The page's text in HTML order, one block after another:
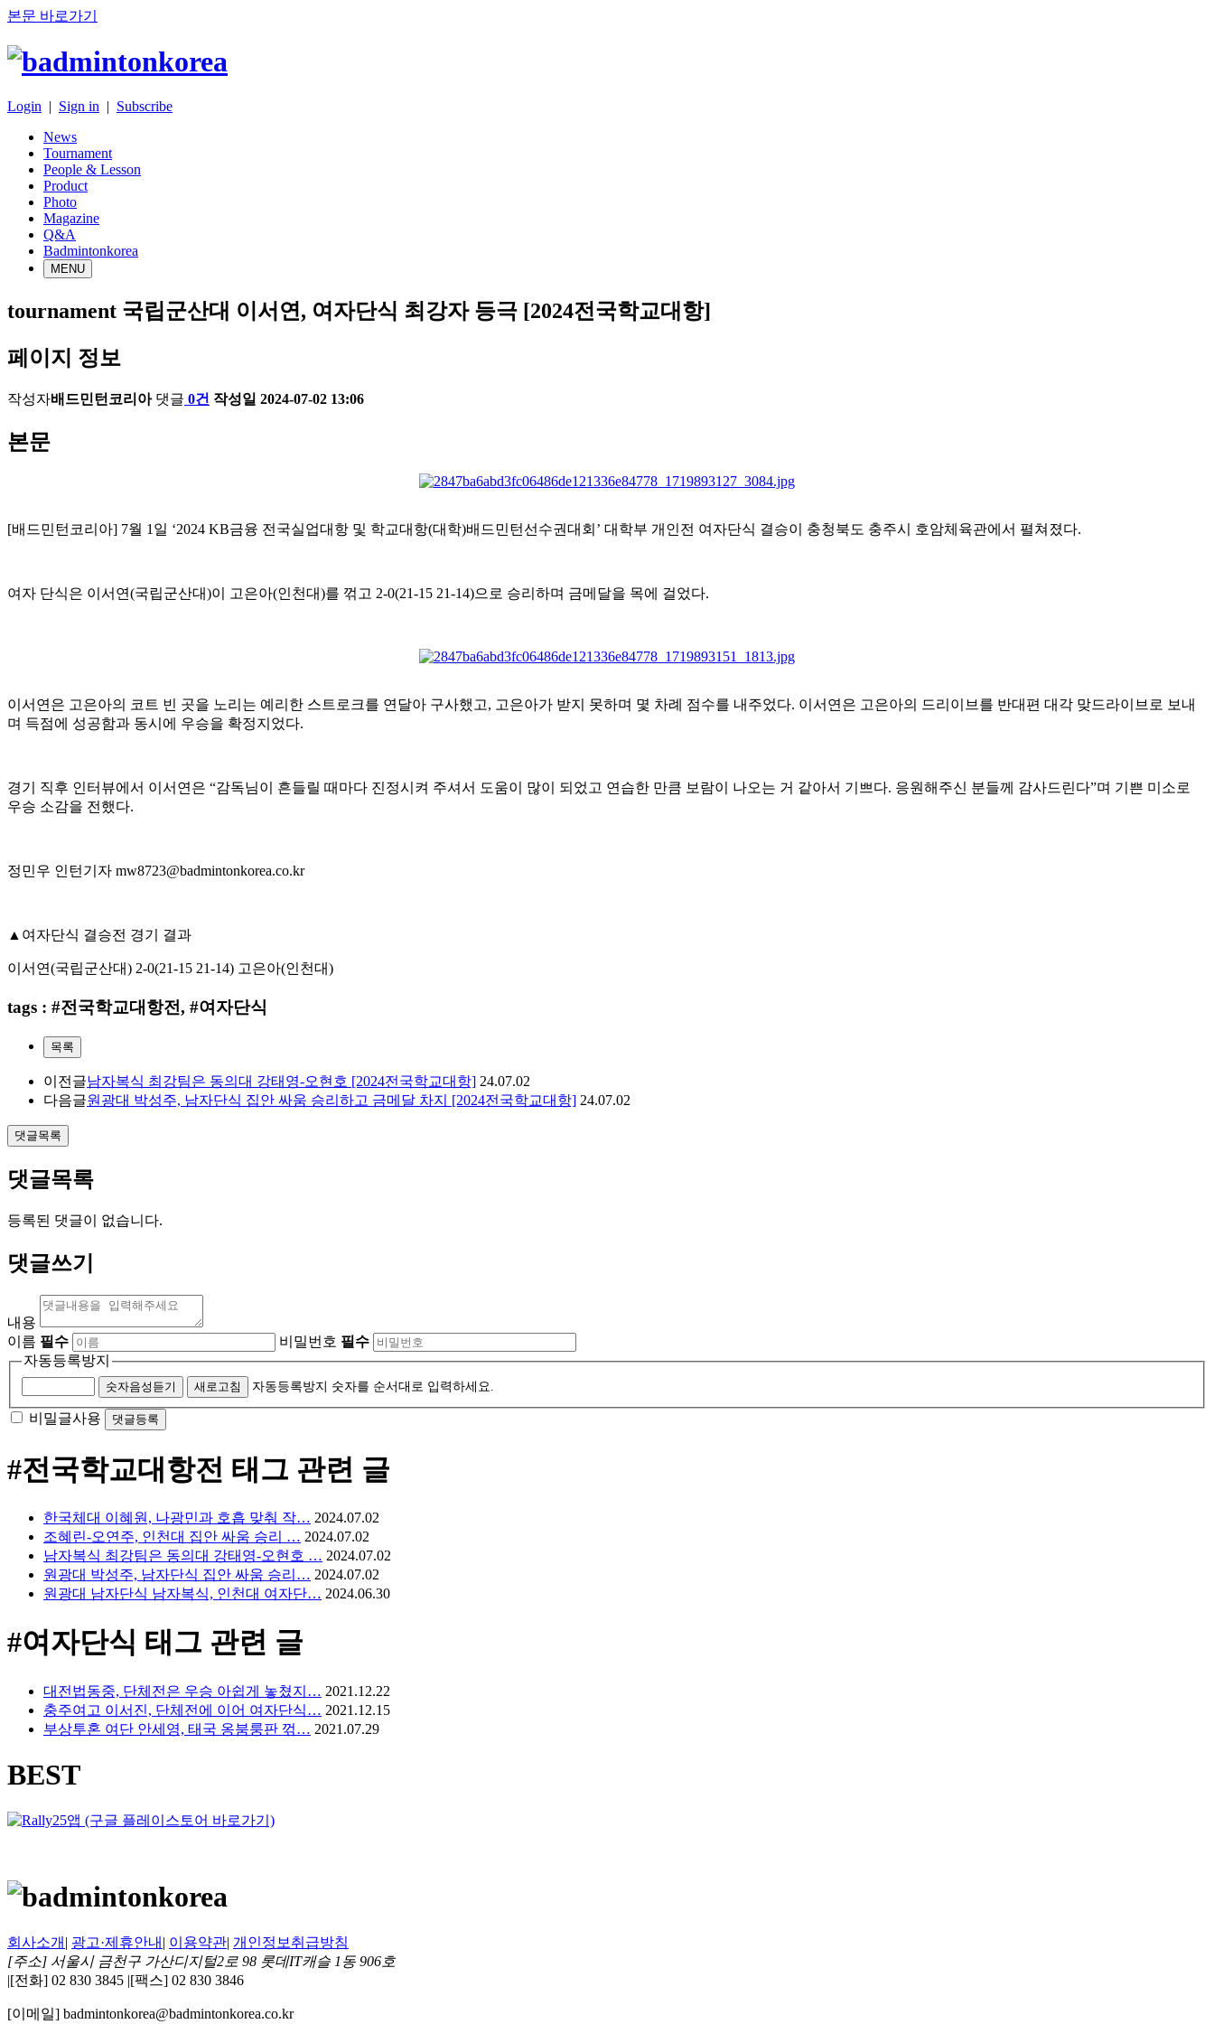
본문 바로가기
Login | Sign in | Subscribe
News
Tournament
People & Lesson
Product
Photo
Magazine
Q&A
Badmintonkorea
MENU
tournament 국립군산대 이서연, 여자단식 최강자 등극 [2024전국학교대항]
페이지 정보
작성자배드민턴코리아 댓글 0건 작성일 2024-07-02 13:06
본문
[배드민턴코리아] 7월 1일 ‘2024 KB금융 전국실업대항 및 학교대항(대학)배드민턴선수권대회 ’ 대학부 개인전 여자단식 결승이 충청북도 충주시 호암체육관에서 펼쳐졌다.
여자 단식은 이서연(국립군산대)이 고은아(인천대)를 꺾고 2-0(21-15 21-14)으로 승리하며 금메달을 목에 걸었다.
이서연은 고은아의 코트 빈 곳을 노리는 예리한 스트로크를 연달아 구사했고, 고은아가 받지 못하며 몇 차례 점수를 내주었다. 이서연은 고은아의 드리이브를 반대편 대각 맞드라이브로 보내
며 득점에 성공함과 동시에 우승을 확정지었다.
경기 직후 인터뷰에서 이서연은 “감독님이 흔들릴 때마다 진정시켜 주셔서 도움이 많이 되었고 연습한 만큼 보람이 나오는 거 같아서 기쁘다. 응원해주신 분들께 감사드린다”며 기쁜 미소로
우승 소감을 전했다.
정민우 인턴기자 mw8723@badmintonkorea.co.kr
▲ 여자단식 결승전 경기 결과
이서연(국립군산대) 2-0(21-15 21-14) 고은아(인천대)
tags : #전국학교대항전, #여자단식
목록
이전글남자복식 최강팀은 동의대 강태영-오현호 [2024전국학교대항] 24.07.02
다음글원광대 박성주, 남자단식 집안 싸움 승리하고 금메달 차지 [2024전국학교대항] 24.07.02
댓글목록
댓글목록
등록된 댓글이 없습니다.
댓글쓰기
내용
이름 필수 비밀번호 필수
자동등록방지
숫자음성듣기 새로고침 자동등록방지 숫자를 순서대로 입력하세요.
비밀글사용
#전국학교대항전 태그 관련 글
한국체대 이혜원, 나광민과 호흡 맞춰 작… 2024.07.02
조혜린-오연주, 인천대 집안 싸움 승리 … 2024.07.02
남자복식 최강팀은 동의대 강태영-오현호 … 2024.07.02
원광대 박성주, 남자단식 집안 싸움 승리… 2024.07.02
원광대 남자단식 남자복식, 인천대 여자단… 2024.06.30
#여자단식 태그 관련 글
대전법동중, 단체전은 우승 아쉽게 놓쳤지… 2021.12.22
충주여고 이서진, 단체전에 이어 여자단식… 2021.12.15
부상투혼 여단 안세영, 태국 옹붐룽판 꺾… 2021.07.29
BEST
회사소개 | 광고·제휴안내 | 이용약관| 개인정보취급방침
[주소] 서울시 금천구 가산디지털2로 98 롯데IT캐슬 1동 906호
|[전화] 02 830 3845 |[팩스] 02 830 3846
[이메일] badmintonkorea@badmintonkorea.co.kr